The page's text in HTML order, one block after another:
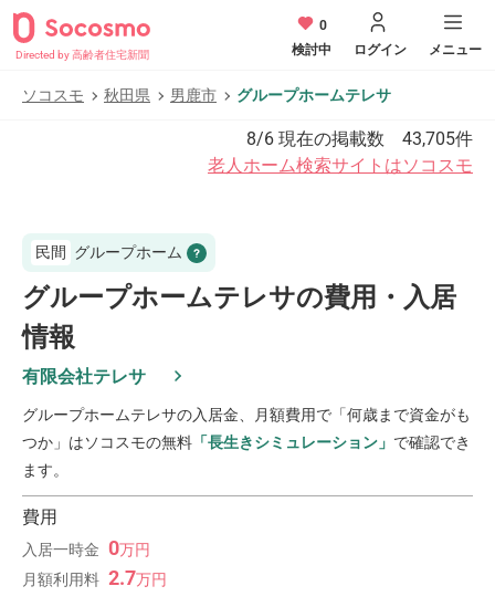
Directed by 高齢者住宅新聞
0
検討中
ログイン メニュー
ソコスモ 秋田県 男鹿市 グループホームテレサ
8/6 現在の掲載数 43,705件
老人ホーム検索サイトはソコスモ
民間 グループホーム
グループホームテレサの費用・入居
情報
有限会社テレサ
グループホームテレサの入居金、月額費用で「何歳まで資金がも
つか」はソコスモの無料 「長生きシミュレーション」 で確認でき
ます。
費用
入居一時金 0万円
月額利用料 2.7万円